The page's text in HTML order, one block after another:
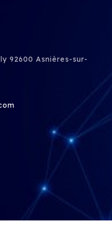
92600 Asnières-sur-